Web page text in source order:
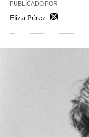
PUBLICADO POR
Eliza Pérez